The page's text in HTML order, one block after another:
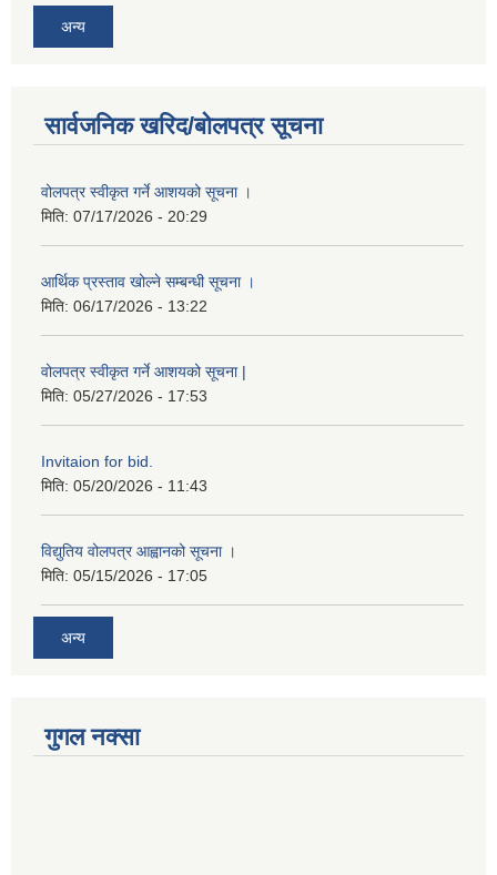
अन्य
सार्वजनिक खरिद/बोलपत्र सूचना
वोलपत्र स्वीकृत गर्ने आशयको सूचना ।
मिति: 07/17/2026 - 20:29
आर्थिक प्रस्ताव खोल्ने सम्बन्धी सूचना ।
मिति: 06/17/2026 - 13:22
वोलपत्र स्वीकृत गर्ने आशयको सूचना |
मिति: 05/27/2026 - 17:53
Invitaion for bid.
मिति: 05/20/2026 - 11:43
विद्युतिय वोलपत्र आह्वानको सूचना ।
मिति: 05/15/2026 - 17:05
अन्य
गुगल नक्सा